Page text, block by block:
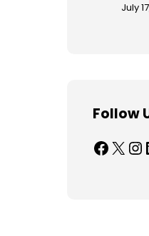
July
Follow
Facebook X Instagram